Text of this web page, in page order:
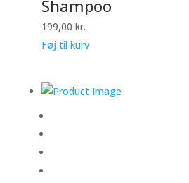
Shampoo
199,00 kr.
Føj til kurv